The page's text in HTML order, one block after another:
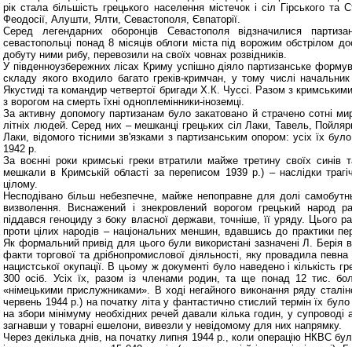
рік стала більшість грецького населення містечок і сіл Гірського
Феодосії, Алушти, Ялти, Севастополя, Євпаторії.
Серед легендарних оборонців Севастополя відзначилися
севастопольці понад 8 місяців облоги міста під ворожим обстрілом
добуту ними рибу, перевозили на своїх човнах розвідників.
У південноузбережних лісах Криму успішно діяло партизанське
складу якого входило багато греків-кримчан, у тому числі
Якустиді та командир четвертої бригади Х.К. Чуссі. Разом з
з ворогом на смерть їхні одноплемінники-іноземці.
За активну допомогу партизанам було закатовано й страчено сотні
літніх людей. Серед них – мешканці грецьких сіл Лаки, Тавель,
Лаки, відомого тісними зв'язками з партизанським опором: усіх їх
1942 р.
За воєнні роки кримські греки втратили майже третину своїх
мешкали в Кримській області за переписом 1939 р.) – наслідки
цілому.
Несподівано більш небезпечне, майже непоправне для долі
визволення. Виснажений і знекровлений ворогом грецький народ
піддався геноциду з боку власної держави, точніше, її уряду. Цього
проти цілих народів – національних меншин, вдавшись до практики
Як формальний привід для цього були використані зазначені Л. Берія
факти торгової та дрібнопромислової діяльності, яку провадила
нацистської окупації. В цьому ж документі було наведено і кількість
300 осіб. Усіх їх, разом із членами родин, та ще понад 12 тис.
«німецькими прислужниками». В ході негайного виконання ряду
червень 1944 р.) на початку літа у фантастично стислий термін їх
на збори мінімуму необхідних речей давали кілька годин, у супроводі
загнавши у товарні ешелони, вивезли у невідомому для них напрямку.
Через декілька днів, на початку липня 1944 р., коли операцію НКВС